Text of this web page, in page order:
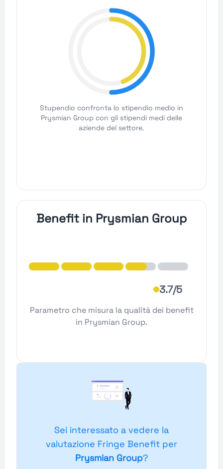
Stupendio confronta lo stipendio medio in
Prysmian Group con gli stipendi medi delle
aziende del settore.
Benefit in Prysmian Group
3.7/5
Parametro che misura la qualità dei benefit
in Prysmian Group.
Sei interessato a vedere la
valutazione Fringe Benefit per
Prysmian Group?